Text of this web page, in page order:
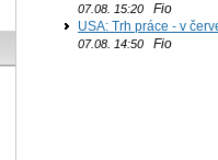
07.08. 15:20 Fio
USA: Trh práce - v
07.08. 14:50 Fio